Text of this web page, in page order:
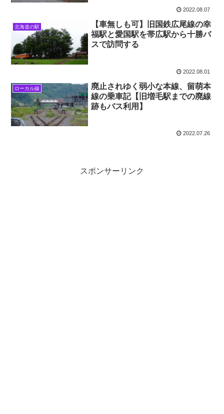
2022.08.07
北海道の駅
【車無しも可】旧国鉄広尾線の幸
福駅と愛国駅を帯広駅から十勝バ
スで訪問する
2022.08.01
ローカル線
廃止されゆく弱小な本線、留萌本
線の乗車記【旧増毛駅までの廃線
跡もバス利用】
2022.07.26
スポンサーリンク